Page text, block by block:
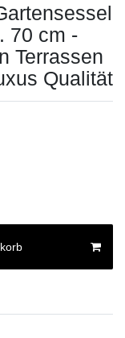
70 cm -
Terrassen
Qualität